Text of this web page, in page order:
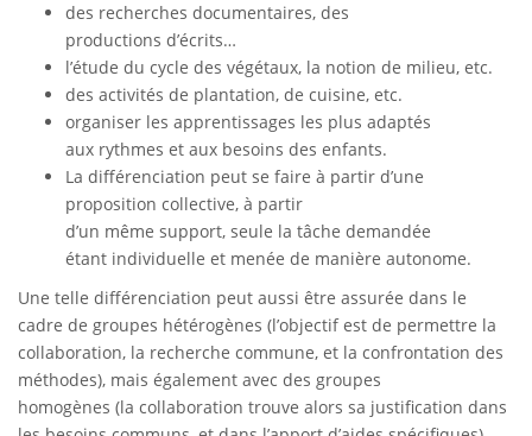
des recherches documentaires, des
productions d’écrits…
l’étude du cycle des végétaux, la notion de milieu, etc.
des activités de plantation, de cuisine, etc.
organiser les apprentissages les plus adaptés
aux rythmes et aux besoins des enfants.
La différenciation peut se faire à partir d’une
proposition collective, à partir
d’un même support, seule la tâche demandée
étant individuelle et menée de manière autonome.
Une telle différenciation peut aussi être assurée dans le
cadre de groupes hétérogènes (l’objectif est de permettre la
collaboration, la recherche commune, et la confrontation des
méthodes), mais également avec des groupes
homogènes (la collaboration trouve alors sa justification dans